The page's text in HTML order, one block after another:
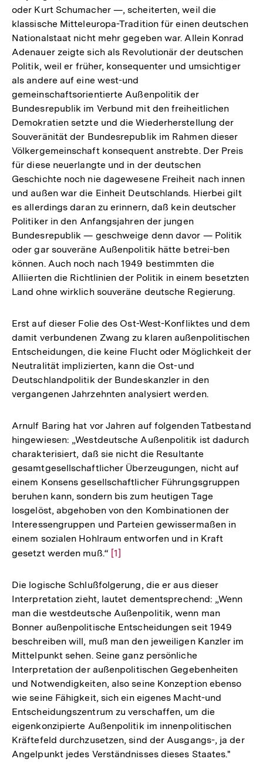
oder Kurt Schumacher —, scheiterten, weil die
klassische Mitteleuropa-Tradition für einen deutschen
Nationalstaat nicht mehr gegeben war. Allein Konrad
Adenauer zeigte sich als Revolutionär der deutschen
Politik, weil er früher, konsequenter und umsichtiger
als andere auf eine west-und
gemeinschaftsorientierte Außenpolitik der
Bundesrepublik im Verbund mit den freiheitlichen
Demokratien setzte und die Wiederherstellung der
Souveränität der Bundesrepublik im Rahmen dieser
Völkergemeinschaft konsequent anstrebte. Der Preis
für diese neuerlangte und in der deutschen
Geschichte noch nie dagewesene Freiheit nach innen
und außen war die Einheit Deutschlands. Hierbei gilt
es allerdings daran zu erinnern, daß kein deutscher
Politiker in den Anfangsjahren der jungen
Bundesrepublik — geschweige denn davor — Politik
oder gar souveräne Außenpolitik hätte betrei-ben
können. Auch noch nach 1949 bestimmten die
Alliierten die Richtlinien der Politik in einem besetzten
Land ohne wirklich souveräne deutsche Regierung.
Erst auf dieser Folie des Ost-West-Konfliktes und dem
damit verbundenen Zwang zu klaren außenpolitischen
Entscheidungen, die keine Flucht oder Möglichkeit der
Neutralität implizierten, kann die Ost-und
Deutschlandpolitik der Bundeskanzler in den
vergangenen Jahrzehnten analysiert werden.
Arnulf Baring hat vor Jahren auf folgenden Tatbestand
hingewiesen: „Westdeutsche Außenpolitik ist dadurch
charakterisiert, daß sie nicht die Resultante
gesamtgesellschaftlicher Überzeugungen, nicht auf
einem Konsens gesellschaftlicher Führungsgruppen
beruhen kann, sondern bis zum heutigen Tage
losgelöst, abgehoben von den Kombinationen der
Interessengruppen und Parteien gewissermaßen in
einem sozialen Hohlraum entworfen und in Kraft
gesetzt werden muß.“ Zur
der
Fußnote
[1]
Die logische Schlußfolgerung, die er aus dieser
Interpretation zieht, lautet dementsprechend: „Wenn
man die westdeutsche Außenpolitik, wenn man
Bonner außenpolitische Entscheidungen seit 1949
beschreiben will, muß man den jeweiligen Kanzler im
Mittelpunkt sehen. Seine ganz persönliche
Interpretation der außenpolitischen Gegebenheiten
und Notwendigkeiten, also seine Konzeption ebenso
wie seine Fähigkeit, sich ein eigenes Macht-und
Entscheidungszentrum zu verschaffen, um die
eigenkonzipierte Außenpolitik im innenpolitischen
Kräftefeld durchzusetzen, sind der Ausgangs-, ja der
Angelpunkt jedes Verständnisses dieses Staates."